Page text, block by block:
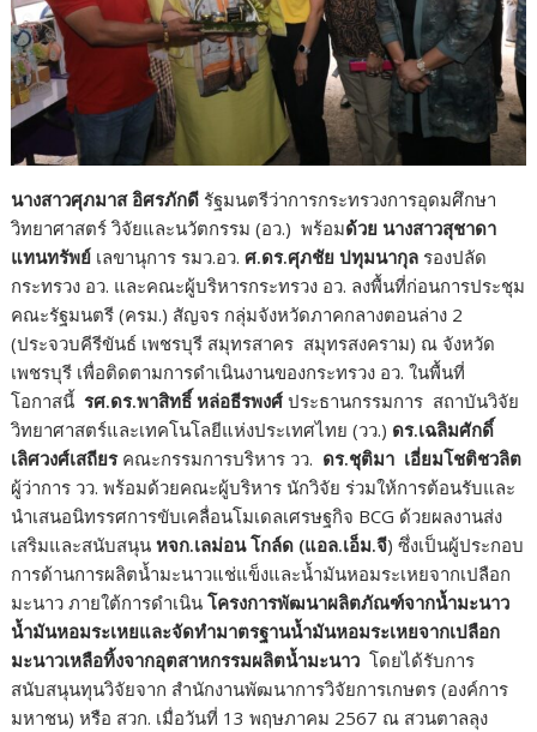
นางสาวศุภมาส อิศรภักดี รัฐมนตรีว่าการกระทรวงการอุดมศึกษา
วิทยาศาสตร์ วิจัยและนวัตกรรม (อว.) พร้อมด้วย นางสาวสุชาดา
แทนทรัพย์ เลขานุการ รมว.อว.ศ.ดร.ศุภชัย ปทุมนากุล รองปลัด
กระทรวง อว. และคณะผู้บริหารกระทรวง อว. ลงพื้นที่ก่อนการประชุม
คณะรัฐมนตรี (ครม.) สัญจร กลุ่มจังหวัดภาคกลางตอนล่าง 2
(ประจวบคีรีขันธ์ เพชรบุรี สมุทรสาคร สมุทรสงคราม) ณ จังหวัด
เพชรบุรี เพื่อติดตามการดำเนินงานของกระทรวง อว. ในพื้นที่
โอกาสนี้รศ.ดร.พาสิทธิ์ หล่อธีรพงศ์ ประธานกรรมการ สถาบันวิจัย
วิทยาศาสตร์และเทคโนโลยีแห่งประเทศไทย (วว.) ดร.เฉลิมศักดิ์
เลิศวงศ์เสถียรคณะกรรมการบริหาร วว. ดร.ชุติมา เอี่ยมโชติชวลิต
ผู้ว่าการ วว. พร้อมด้วยคณะผู้บริหาร นักวิจัย ร่วมให้การต้อนรับและ
นำเสนอนิทรรศการขับเคลื่อนโมเดลเศรษฐกิจ BCG ด้วยผลงานส่ง
เสริมและสนับสนุนหจก.เลม่อน โกล์ด (แอล.เอ็ม.จี) ซึ่งเป็นผู้ประกอบ
การด้านการผลิตน้ำมะนาวแช่แข็งและน้ำมันหอมระเหยจากเปลือก
มะนาว ภายใต้การดำเนินโครงการพัฒนาผลิตภัณฑ์จากน้ำมะนาว
น้ำมันหอมระเหยและจัดทำมาตรฐานน้ำมันหอมระเหยจากเปลือก
มะนาวเหลือทิ้งจากอุตสาหกรรมผลิตน้ำมะนาว โดยได้รับการ
สนับสนุนทุนวิจัยจาก สำนักงานพัฒนาการวิจัยการเกษตร (องค์การ
มหาชน) หรือ สวก. เมื่อวันที่ 13 พฤษภาคม 2567 ณ สวนตาลลุง